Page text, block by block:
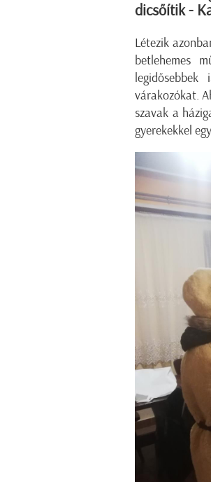
dicsőítik -
Létezik
betlehemes
várakozókat.
szavak a
gyerekekkel